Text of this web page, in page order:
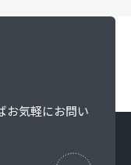
お気軽にお問い